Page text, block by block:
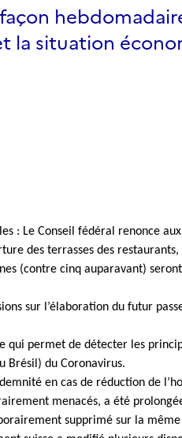
la situation
: Le Conseil fédéral renonce aux
des terrasses des
(contre cinq auparavant)
sur l’élaboration du futur
qui permet de détecter les
Brésil) du Coronavirus.
en cas de réduction de
menacés, a été
supprimé sur la